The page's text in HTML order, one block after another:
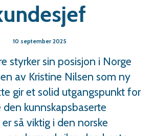
10 september 2025
styrker sin posisjon i Norge
av Kristine Nilsen som ny
gir et solid utgangspunkt for
kunnskapsbaserte
så viktig i den norske